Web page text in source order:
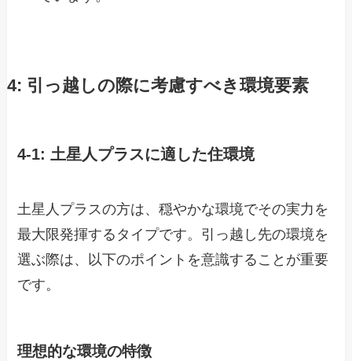
4: 引っ越しの際に考慮すべき環境要素
4-1: 土星人プラスに適した住環境
土星人プラスの方は、穏やかな環境でその実力を
最大限発揮するタイプです。引っ越し先の環境を
選ぶ際は、以下のポイントを意識することが重要
です。
理想的な環境の特徴